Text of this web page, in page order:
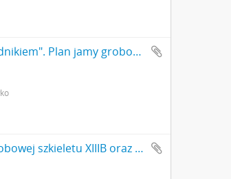
Rysunek odręczny jbw. Gródek pow. Równe pole "Nad Rudnikiem". Plan jamy grobowej szkieletu XIIIB oraz pochówków szkieletowych XIIIA i XIIIB w kurhanie XIII. Skala: 1:10(?). Autor: M. Drewko 1926 r. s. 1: rysunek na papierze strona z pieczątką Działu Dokumentacji PMA.
Rysunek odręczny jbw. Gródek pow. Równe pole "Nad Rudnikiem". Plan jamy grobowej szkieletu XIIIB oraz pochówków szkieletowych XIIIA i XIIIB w kurhanie XIII. Skala: 1:10(?). Autor: M. Drewko 1926 r.